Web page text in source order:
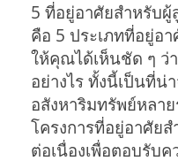
5 ที่อยู่อาศัยสำหรับผู้
คือ 5 ประเภทที่อยู่อา
ให้คุณได้เห็นชัด ๆ ว่
อย่างไร ทั้งนี้เป็นที่
อสังหาริมทรัพย์หลา
โครงการที่อยู่อาศัย
ต่อเนื่องเพื่อตอบรับ